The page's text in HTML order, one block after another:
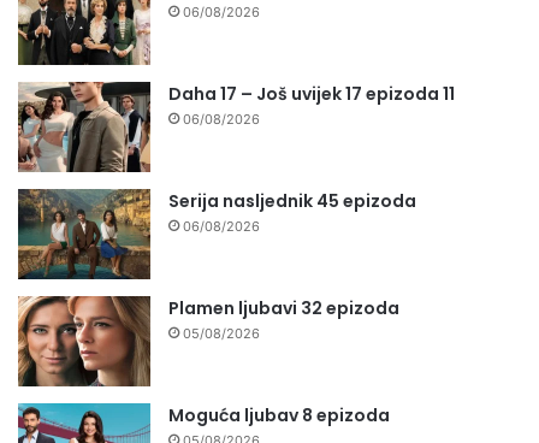
06/08/2026
Daha 17 – Još uvijek 17 epizoda 11
06/08/2026
Serija nasljednik 45 epizoda
06/08/2026
Plamen ljubavi 32 epizoda
05/08/2026
Moguća ljubav 8 epizoda